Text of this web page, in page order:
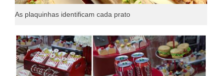
As plaquinhas identificam cada prato